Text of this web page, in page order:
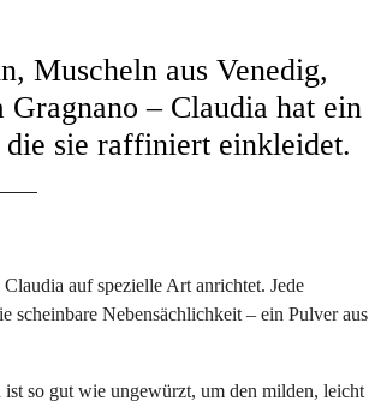
Muscheln aus Venedig,
Gragnano – Claudia hat ein
sie raffiniert einkleidet.
auf spezielle Art anrichtet. Jede
scheinbare Nebensächlichkeit – ein Pulver aus
so gut wie ungewürzt, um den milden, leicht